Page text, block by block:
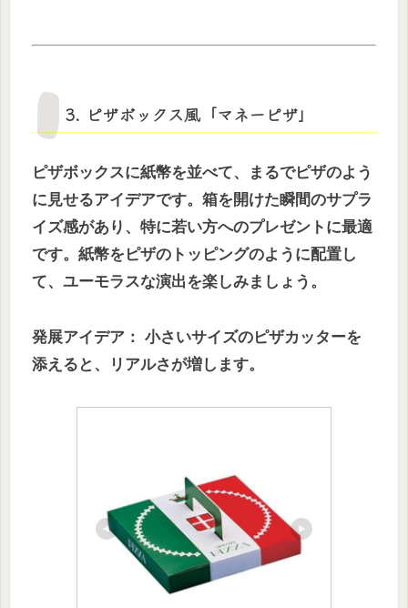
3. ピザボックス風「マネーピザ」
ピザボックスに紙幣を並べて、まるでピザのよう
に見せるアイデアです。箱を開けた瞬間のサプラ
イズ感があり、特に若い方へのプレゼントに最適
です。紙幣をピザのトッピングのように配置し
て、ユーモラスな演出を楽しみましょう。
発展アイデア： 小さいサイズのピザカッターを
添えると、リアルさが増します。